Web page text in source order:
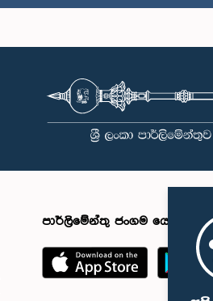
පාර්ලිමේන්තු ජංගම යෙදුම